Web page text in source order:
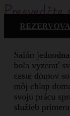
Presvedčte
Salón
bola vyzerať
ceste domov
môj chlap
svoju prácu
služieb